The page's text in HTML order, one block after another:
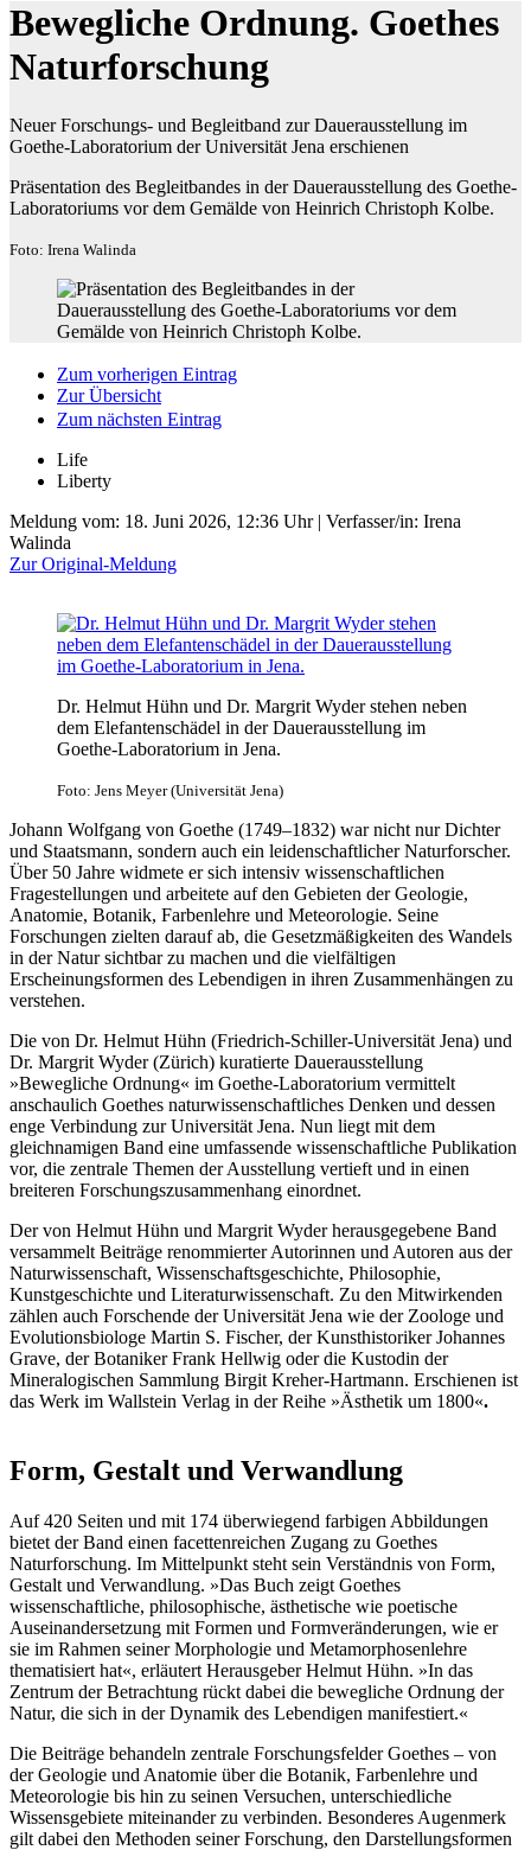
Bewegliche Ordnung. Goethes
Naturforschung
Neuer Forschungs- und Begleitband zur Dauerausstellung im
Goethe-Laboratorium der Universität Jena erschienen
Präsentation des Begleitbandes in der Dauerausstellung des Goethe-
Laboratoriums vor dem Gemälde von Heinrich Christoph Kolbe.
Foto: Irena Walinda
Zum vorherigen Eintrag
Zur Übersicht
Zum nächsten Eintrag
Life
Liberty
Meldung vom: 18. Juni 2026, 12:36 Uhr| Verfasser/in: Irena
Walinda
Zur Original-Meldung
Dr. Helmut Hühn und Dr. Margrit Wyder stehen neben
dem Elefantenschädel in der Dauerausstellung im
Goethe-Laboratorium in Jena.
Foto: Jens Meyer (Universität Jena)
Johann Wolfgang von Goethe (1749–1832) war nicht nur Dichter
und Staatsmann, sondern auch ein leidenschaftlicher Naturforscher.
Über 50 Jahre widmete er sich intensiv wissenschaftlichen
Fragestellungen und arbeitete auf den Gebieten der Geologie,
Anatomie, Botanik, Farbenlehre und Meteorologie. Seine
Forschungen zielten darauf ab, die Gesetzmäßigkeiten des Wandels
in der Natur sichtbar zu machen und die vielfältigen
Erscheinungsformen des Lebendigen in ihren Zusammenhängen zu
verstehen.
Die von Dr. Helmut Hühn (Friedrich-Schiller-Universität Jena) und
Dr. Margrit Wyder (Zürich) kuratierte Dauerausstellung
»Bewegliche Ordnung« im Goethe-Laboratorium vermittelt
anschaulich Goethes naturwissenschaftliches Denken und dessen
enge Verbindung zur Universität Jena. Nun liegt mit dem
gleichnamigen Band eine umfassende wissenschaftliche Publikation
vor, die zentrale Themen der Ausstellung vertieft und in einen
breiteren Forschungszusammenhang einordnet.
Der von Helmut Hühn und Margrit Wyder herausgegebene Band
versammelt Beiträge renommierter Autorinnen und Autoren aus der
Naturwissenschaft, Wissenschaftsgeschichte, Philosophie,
Kunstgeschichte und Literaturwissenschaft. Zu den Mitwirkenden
zählen auch Forschende der Universität Jena wie der Zoologe und
Evolutionsbiologe Martin S. Fischer, der Kunsthistoriker Johannes
Grave, der Botaniker Frank Hellwig oder die Kustodin der
Mineralogischen Sammlung Birgit Kreher-Hartmann. Erschienen ist
das Werk im Wallstein Verlag in der Reihe »Ästhetik um 1800«.
Form, Gestalt und Verwandlung
Auf 420 Seiten und mit 174 überwiegend farbigen Abbildungen
bietet der Band einen facettenreichen Zugang zu Goethes
Naturforschung. Im Mittelpunkt steht sein Verständnis von Form,
Gestalt und Verwandlung. »Das Buch zeigt Goethes
wissenschaftliche, philosophische, ästhetische wie poetische
Auseinandersetzung mit Formen und Formveränderungen, wie er
sie im Rahmen seiner Morphologie und Metamorphosenlehre
thematisiert hat«, erläutert Herausgeber Helmut Hühn. »In das
Zentrum der Betrachtung rückt dabei die bewegliche Ordnung der
Natur, die sich in der Dynamik des Lebendigen manifestiert.«
Die Beiträge behandeln zentrale Forschungsfelder Goethes – von
der Geologie und Anatomie über die Botanik, Farbenlehre und
Meteorologie bis hin zu seinen Versuchen, unterschiedliche
Wissensgebiete miteinander zu verbinden. Besonderes Augenmerk
gilt dabei den Methoden seiner Forschung, den Darstellungsformen